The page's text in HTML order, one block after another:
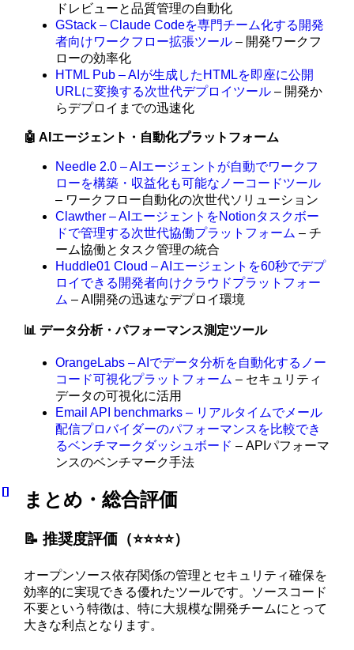
ドレビューと品質管理の自動化
GStack – Claude Codeを専門チーム化する開発
者向けワークフロー拡張ツール – 開発ワークフ
ローの効率化
HTML Pub – AIが生成したHTMLを即座に公開
URLに変換する次世代デプロイツール – 開発か
らデプロイまでの迅速化
🤖 AIエージェント・自動化プラットフォーム
Needle 2.0 – AIエージェントが自動でワークフ
ローを構築・収益化も可能なノーコードツール
– ワークフロー自動化の次世代ソリューション
Clawther – AIエージェントをNotionタスクボー
ドで管理する次世代協働プラットフォーム – チ
ーム協働とタスク管理の統合
Huddle01 Cloud – AIエージェントを60秒でデプ
ロイできる開発者向けクラウドプラットフォー
ム – AI開発の迅速なデプロイ環境
📊 データ分析・パフォーマンス測定ツール
OrangeLabs – AIでデータ分析を自動化するノー
コード可視化プラットフォーム – セキュリティ
データの可視化に活用
Email API benchmarks – リアルタイムでメール
配信プロバイダーのパフォーマンスを比較でき
るベンチマークダッシュボード – APIパフォーマ
ンスのベンチマーク手法
まとめ・総合評価
📝 推奨度評価（⭐️⭐️⭐️⭐️）
オープンソース依存関係の管理とセキュリティ確保を
効率的に実現できる優れたツールです。ソースコード
不要という特徴は、特に大規模な開発チームにとって
大きな利点となります。